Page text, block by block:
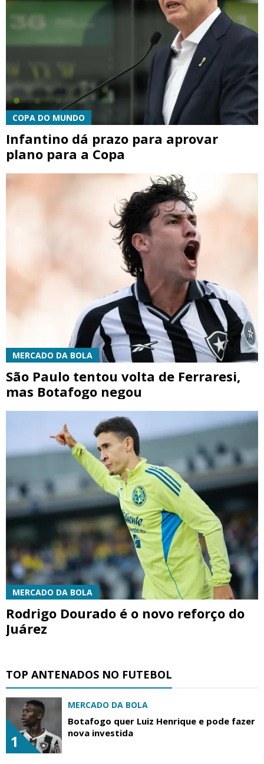
COPA DO MUNDO
Infantino dá prazo para aprovar
plano para a Copa
MERCADO DA BOLA
São Paulo tentou volta de Ferraresi,
mas Botafogo negou
MERCADO DA BOLA
Rodrigo Dourado é o novo reforço do
Juárez
TOP ANTENADOS NO FUTEBOL
1
MERCADO DA BOLA
Botafogo quer Luiz Henrique e pode fazer
nova investida